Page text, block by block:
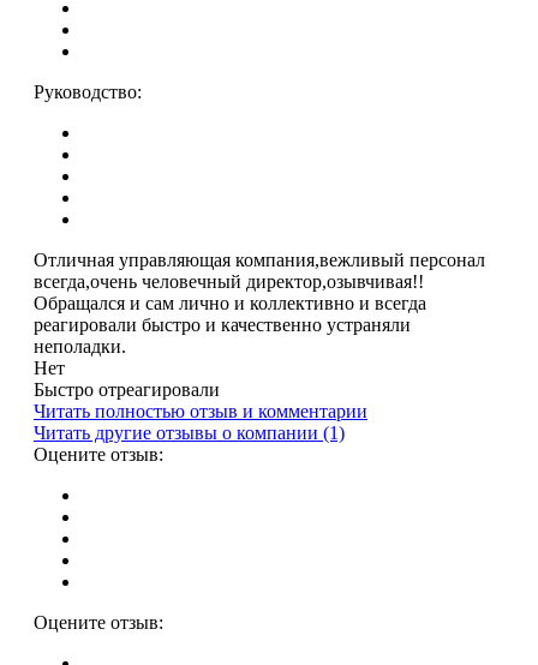
Руководство:
Отличная управляющая компания,вежливый персонал
всегда,очень человечный директор,озывчивая!!
Обращался и сам лично и коллективно и всегда
реагировали быстро и качественно устраняли
неполадки.
Нет
Быстро отреагировали
Читать полностью отзыв и комментарии
Читать другие отзывы о компании (1)
Оцените отзыв:
Оцените отзыв: